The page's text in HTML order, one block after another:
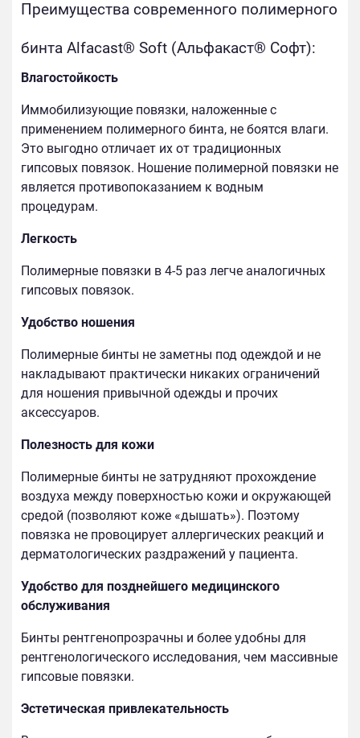
Преимущества современного полимерного
бинта Alfacast® Soft (Альфакаст® Софт):
Влагостойкость
Иммобилизующие повязки, наложенные с
применением полимерного бинта, не боятся влаги.
Это выгодно отличает их от традиционных
гипсовых повязок. Ношение полимерной повязки не
является противопоказанием к водным
процедурам.
Легкость
Полимерные повязки в 4-5 раз легче аналогичных
гипсовых повязок.
Удобство ношения
Полимерные бинты не заметны под одеждой и не
накладывают практически никаких ограничений
для ношения привычной одежды и прочих
аксессуаров.
Полезность для кожи
Полимерные бинты не затрудняют прохождение
воздуха между поверхностью кожи и окружающей
средой (позволяют коже «дышать»). Поэтому
повязка не провоцирует аллергических реакций и
дерматологических раздражений у пациента.
Удобство для позднейшего медицинского
обслуживания
Бинты рентгенопрозрачны и более удобны для
рентгенологического исследования, чем массивные
гипсовые повязки.
Эстетическая привлекательность